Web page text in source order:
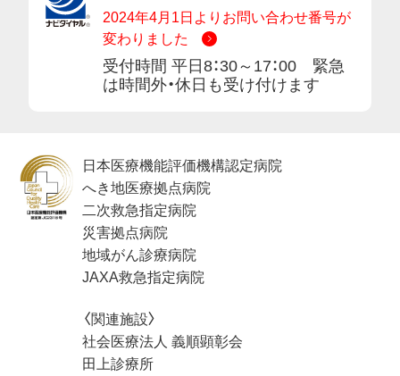
2024年4月1日よりお問い合わせ番号が
変わりました
受付時間 平日8：30～17：00 緊急
は時間外・休日も受け付けます
日本医療機能評価機構認定病院
へき地医療拠点病院
二次救急指定病院
災害拠点病院
地域がん診療病院
JAXA救急指定病院
〈関連施設〉
社会医療法人 義順顕彰会
田上診療所